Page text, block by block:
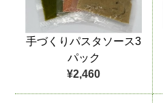
手づくりパスタソース3
パック
¥2,460